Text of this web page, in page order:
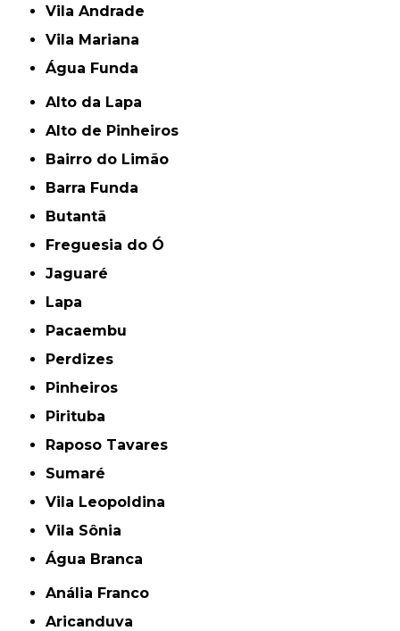
Vila Andrade
Vila Mariana
Água Funda
Alto da Lapa
Alto de Pinheiros
Bairro do Limão
Barra Funda
Butantã
Freguesia do Ó
Jaguaré
Lapa
Pacaembu
Perdizes
Pinheiros
Pirituba
Raposo Tavares
Sumaré
Vila Leopoldina
Vila Sônia
Água Branca
Anália Franco
Aricanduva